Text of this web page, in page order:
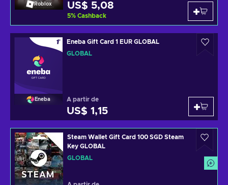
Roblox US$ 5,08
5% Cashback
Eneba
Eneba Gift Card 1 EUR GLOBAL
GLOBAL
A partir de
US$ 1,15
Steam Wallet Gift Card 100 SGD Steam
Key GLOBAL
GLOBAL